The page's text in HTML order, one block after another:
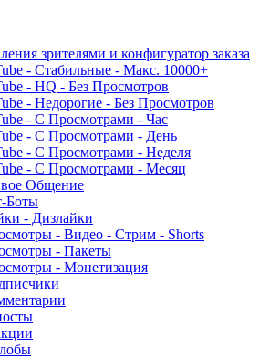
зрителями и конфигуратор заказа
- Стабильные - Макс. 10000+
- HQ - Без Просмотров
- Недорогие - Без Просмотров
- С Просмотрами - Час
- С Просмотрами - День
- С Просмотрами - Неделя
- С Просмотрами - Месяц
Общение
Боты
- Дизлайки
- Видео - Стрим - Shorts
- Пакеты
- Монетизация